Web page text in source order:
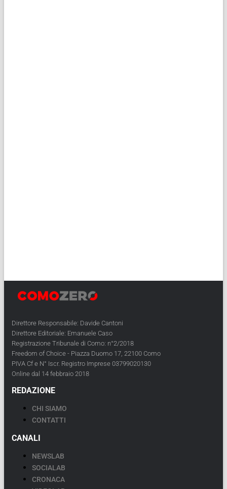
Direttore Responsabile: Davide Cantoni
Direttore Editoriale: Emanuele Caso
Registrazione Tribunale di Como: n°2/2018
Freedom of Choice - Piazza Duomo 17, 22100 Como
PIVA Cf e N° Iscr. Registro Imprese 03799020130
Online dal 14 febbraio 2018
REDAZIONE
CHI SIAMO
CONTATTI
CANALI
NEWSLAB
SOCIALAB
CRONACA